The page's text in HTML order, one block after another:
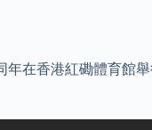
在香港紅磡體育館